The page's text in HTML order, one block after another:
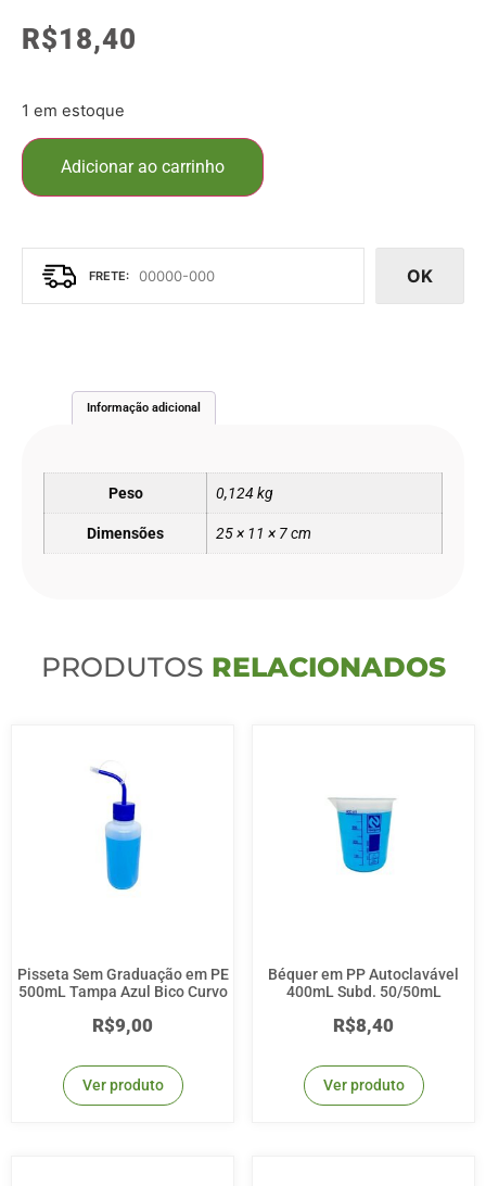
R$18,40
1 em estoque
Adicionar ao carrinho
OK
Informação adicional
Peso 0,124 kg
Dimensões 25 × 11 × 7 cm
PRODUTOS RELACIONADOS
Pisseta Sem Graduação em PE
500mL Tampa Azul Bico Curvo
R$9,00
Ver produto
Béquer em PP Autoclavável
400mL Subd. 50/50mL
R$8,40
Ver produto